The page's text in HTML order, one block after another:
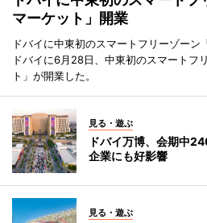
マーケット」開業
ドバイに中東初のスマートフリーゾー
ドバイに6月28日、中東初のスマートフ
ト」が開業した。
見る・遊ぶ
ドバイ万博、会期中
企業にも好影響
見る・遊ぶ